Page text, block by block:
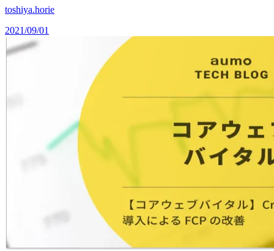
toshiya.horie
2021/09/01